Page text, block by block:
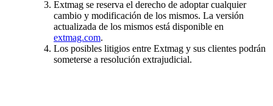
Extmag se reserva el derecho de adoptar cualquier
cambio y modificación de los mismos. La versión
actualizada de los mismos está disponible en
extmag.com.
Los posibles litigios entre Extmag y sus clientes podrán
someterse a resolución extrajudicial.